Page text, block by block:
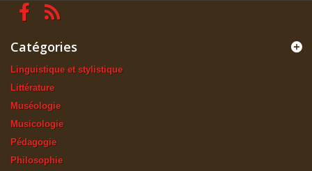
Catégories
Linguistique et stylistique
Littérature
Muséologie
Musicologie
Pédagogie
Philosophie